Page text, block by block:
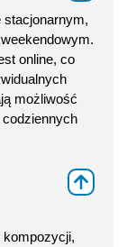
stacjonarnym,
online, co
możliwość
codziennych
kompozycji,